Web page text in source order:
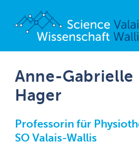
Anne-Gabrielle Mittaz
Hager
Professorin für
SO Valais-Wallis